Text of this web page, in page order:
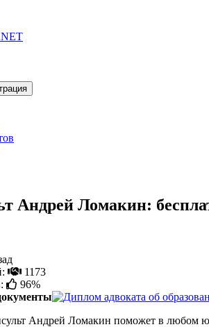
Андрей Ломакин:
1173
96%
Андрей Ломакин поможет в любом